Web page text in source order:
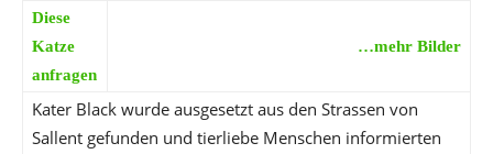
Diese
Katze
anfragen
…mehr Bilder
Kater Black wurde ausgesetzt aus den Strassen von
Sallent gefunden und tierliebe Menschen informierten